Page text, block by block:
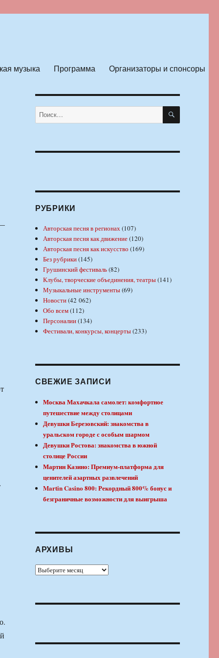
музыка Программа Организаторы и спонсоры
Искать: ПОИСК
РУБРИКИ
Авторская песня в регионах(107)
Авторская песня как движение(120)
Авторская песня как искусство (169)
Без рубрики(145)
Грушинский фестиваль(82)
Клубы, творческие объединения, театры(141)
Музыкальные инструменты(69)
Новости(42 062)
Обо всем(112)
Персоналии(134)
Фестивали, конкурсы, концерты(233)
СВЕЖИЕ ЗАПИСИ
Москва Махачкала самолет: комфортное
путешествие между столицами
Девушки Березовский: знакомства в
уральском городе с особым шармом
Девушки Ростова: знакомства в южной
столице России
Мартин Казино: Премиум-платформа для
ценителей азартных развлечений
Martin Casino 800: Рекордный 800% бонус и
безграничные возможности для выигрыша
АРХИВЫ
Архивы